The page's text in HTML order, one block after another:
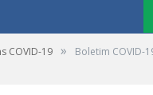
COVID-19 »
Boletim COVID-